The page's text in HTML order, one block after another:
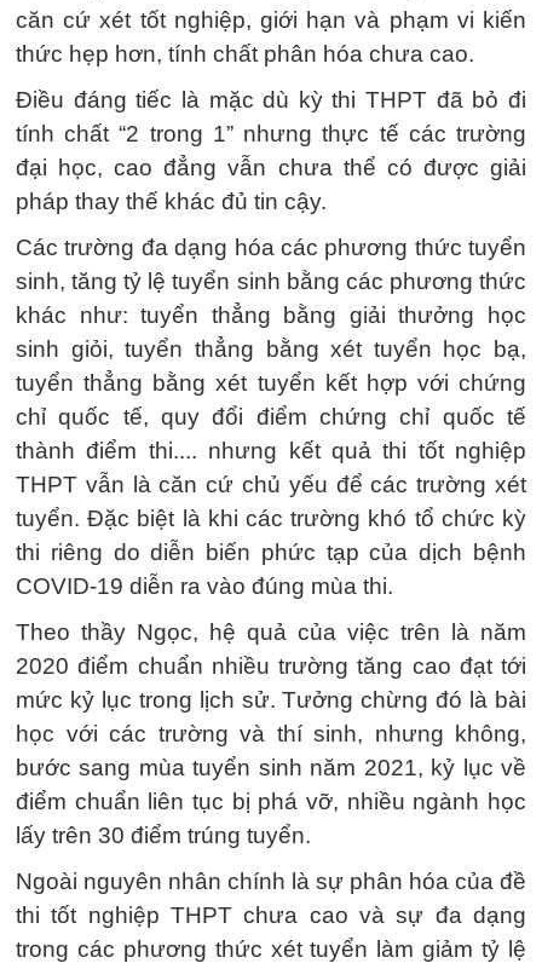
căn cứ xét tốt nghiệp, giới hạn và phạm vi kiến
thức hẹp hơn, tính chất phân hóa chưa cao.
Điều đáng tiếc là mặc dù kỳ thi THPT đã bỏ đi
tính chất “2 trong 1” nhưng thực tế các trường
đại học, cao đẳng vẫn chưa thể có được giải
pháp thay thế khác đủ tin cậy.
Các trường đa dạng hóa các phương thức tuyển
sinh, tăng tỷ lệ tuyển sinh bằng các phương thức
khác như: tuyển thẳng bằng giải thưởng học
sinh giỏi, tuyển thẳng bằng xét tuyển học bạ,
tuyển thẳng bằng xét tuyển kết hợp với chứng
chỉ quốc tế, quy đổi điểm chứng chỉ quốc tế
thành điểm thi.... nhưng kết quả thi tốt nghiệp
THPT vẫn là căn cứ chủ yếu để các trường xét
tuyển. Đặc biệt là khi các trường khó tổ chức kỳ
thi riêng do diễn biến phức tạp của dịch bệnh
COVID-19 diễn ra vào đúng mùa thi.
Theo thầy Ngọc, hệ quả của việc trên là năm
2020 điểm chuẩn nhiều trường tăng cao đạt tới
mức kỷ lục trong lịch sử. Tưởng chừng đó là bài
học với các trường và thí sinh, nhưng không,
bước sang mùa tuyển sinh năm 2021, kỷ lục về
điểm chuẩn liên tục bị phá vỡ, nhiều ngành học
lấy trên 30 điểm trúng tuyển.
Ngoài nguyên nhân chính là sự phân hóa của đề
thi tốt nghiệp THPT chưa cao và sự đa dạng
trong các phương thức xét tuyển làm giảm tỷ lệ